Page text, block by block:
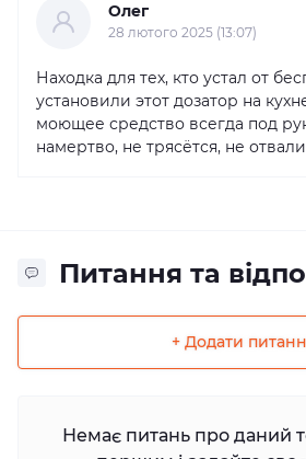
Олег
28 лютого 2025 (13:07)
Находка для тех, кто устал от
установили этот дозатор на
моющее средство всегда под
намертво, не трясётся, не
Питання та
+ Додати
Немає питань про даний